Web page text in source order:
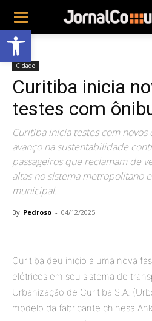
Abrir a barra de ferramentas
Cidade
Curitiba inicia
testes com
Curitiba inicia testes com
avanço na sustentabilidade
passageiros que reclamam de
altas no sistema metropolitano
municipal.
By Pedroso - 04/12/2025
Curitiba deu início a uma nova
elétricos em seu sistema de
Urbanização de Curitiba S.A.
modelo da fabricante chinesa